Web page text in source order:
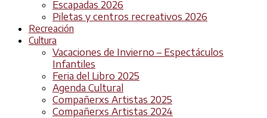
Escapadas 2026
Piletas y centros recreativos 2026
Recreación
Cultura
Vacaciones de Invierno – Espectáculos
Infantiles
Feria del Libro 2025
Agenda Cultural
Compañerxs Artistas 2025
Compañerxs Artistas 2024